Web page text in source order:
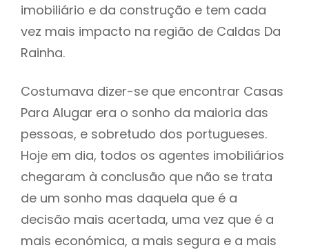
imobiliário e da construção e tem cada
vez mais impacto na região de Caldas Da
Rainha.
Costumava dizer-se que encontrar Casas
Para Alugar era o sonho da maioria das
pessoas, e sobretudo dos portugueses.
Hoje em dia, todos os agentes imobiliários
chegaram à conclusão que não se trata
de um sonho mas daquela que é a
decisão mais acertada, uma vez que é a
mais económica, a mais segura e a mais